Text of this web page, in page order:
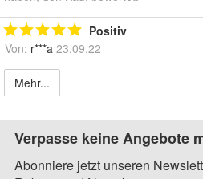
Positiv
Von: r***a 23.09.22
Mehr...
Verpasse keine Angebote
Abonniere jetzt unseren